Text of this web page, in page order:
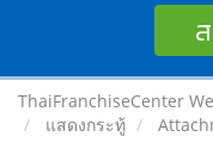
ThaiFranchiseCenter
แสดงกระทู้